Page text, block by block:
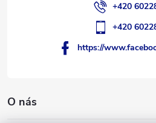
O nás
+420
+420
https://